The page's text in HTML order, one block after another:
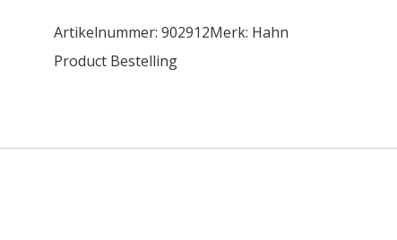
Artikelnummer: 902912Merk: Hahn
Product Bestelling